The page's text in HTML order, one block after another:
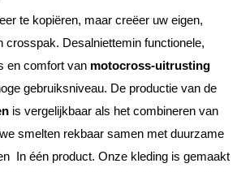
te kopiëren, maar creëer uw eigen,
crosspak. Desalniettemin functionele,
en comfort van motocross-uitrusting
gebruiksniveau
is vergelijkbaar als het combineren van
smelten rekbaar samen met duurzame
In één product. Onze kleding is gemaakt